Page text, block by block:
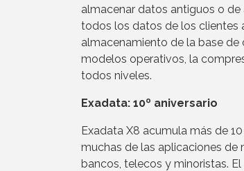
almacenar datos antiguos o
todos los datos de los clientes
almacenamiento de la base de
modelos operativos, la
todos niveles.
Exadata: 10º aniversario
Exadata X8 acumula más de
muchas de las aplicaciones de
bancos, telecos y minoristas.